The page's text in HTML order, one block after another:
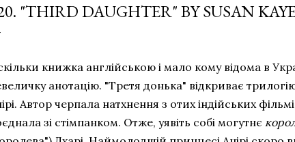
"THIRD DAUGHTER" BY SUSAN
книжка англійською і мало кому відома в
анотацію. "Третя донька" відкриває
Автор черпала натхнення з отих індійських
зі стімпанком. Отже, уявіть собі могутнє